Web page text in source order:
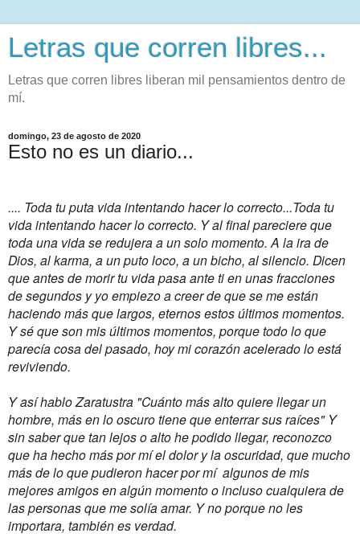
Letras que corren libres...
Letras que corren libres liberan mil pensamientos dentro de
mí.
domingo, 23 de agosto de 2020
Esto no es un diario...
.... Toda tu puta vida intentando hacer lo correcto...Toda tu
vida intentando hacer lo correcto. Y al final pareciere que
toda una vida se redujera a un solo momento. A la ira de
Dios, al karma, a un puto loco, a un bicho, al silencio. Dicen
que antes de morir tu vida pasa ante ti en unas fracciones
de segundos y yo empiezo a creer de que se me están
haciendo más que largos, eternos estos últimos momentos.
Y sé que son mis últimos momentos, porque todo lo que
parecía cosa del pasado, hoy mi corazón acelerado lo está
reviviendo.
Y así hablo Zaratustra "Cuánto más alto quiere llegar un
hombre, más en lo oscuro tiene que enterrar sus raíces" Y
sin saber que tan lejos o alto he podido llegar, reconozco
que ha hecho más por mí el dolor y la oscuridad, que mucho
más de lo que pudieron hacer por mí algunos de mis
mejores amigos en algún momento o incluso cualquiera de
las personas que me solía amar. Y no porque no les
importara, también es verdad.